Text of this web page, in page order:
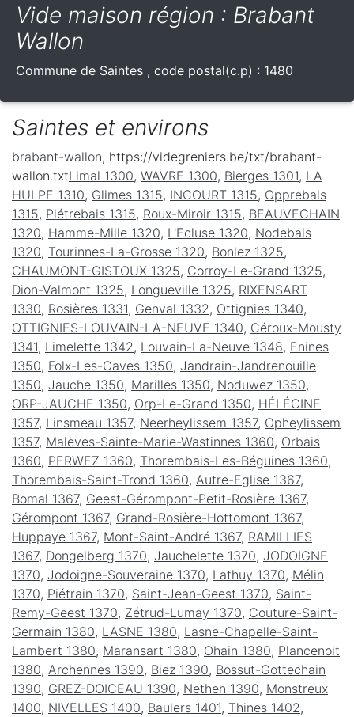
Vide maison région : Brabant
Wallon
Commune de Saintes , code postal(c.p) : 1480
Saintes et environs
brabant-wallon, https://videgreniers.be/txt/brabant-
wallon.txtLimal 1300, WAVRE 1300, Bierges 1301, LA
HULPE 1310, Glimes 1315, INCOURT 1315, Opprebais
1315, Piétrebais 1315, Roux-Miroir 1315, BEAUVECHAIN
1320, Hamme-Mille 1320, L'Ecluse 1320, Nodebais
1320, Tourinnes-La-Grosse 1320, Bonlez 1325,
CHAUMONT-GISTOUX 1325, Corroy-Le-Grand 1325,
Dion-Valmont 1325, Longueville 1325, RIXENSART
1330, Rosières 1331, Genval 1332 , Ottignies 1340,
OTTIGNIES-LOUVAIN-LA-NEUVE 1340, Céroux-Mousty
1341, Limelette 1342 , Louvain-La-Neuve 1348, Enines
1350, Folx-Les-Caves 1350, Jandrain-Jandrenouille
1350, Jauche 1350, Marilles 1350, Noduwez 1350,
ORP-JAUCHE 1350, Orp-Le-Grand 1350, HÉLÉCINE
1357, Linsmeau 1357, Neerheylissem 1357, Opheylissem
1357, Malèves-Sainte-Marie-Wastinnes 1360, Orbais
1360, PERWEZ 1360, Thorembais-Les-Béguines 1360,
Thorembais-Saint-Trond 1360, Autre-Eglise 1367,
Bomal 1367, Geest-Gérompont-Petit-Rosière 1367,
Gérompont 1367, Grand-Rosière-Hottomont 1367,
Huppaye 1367, Mont-Saint-André 1367, RAMILLIES
1367, Dongelberg 1370, Jauchelette 1370, JODOIGNE
1370, Jodoigne-Souveraine 1370, Lathuy 1370, Mélin
1370, Piétrain 1370, Saint-Jean-Geest 1370, Saint-
Remy-Geest 1370, Zétrud-Lumay 1370, Couture-Saint-
Germain 1380, LASNE 1380, Lasne-Chapelle-Saint-
Lambert 1380, Maransart 1380, Ohain 1380, Plancenoit
1380, Archennes 1390, Biez 1390, Bossut-Gottechain
1390, GREZ-DOICEAU 1390, Nethen 1390, Monstreux
1400, NIVELLES 1400, Baulers 1401, Thines 1402 ,